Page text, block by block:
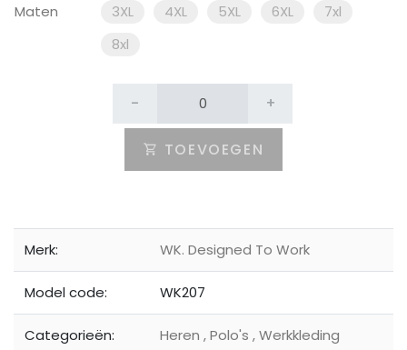
Maten
3XL
4XL 5XL 6XL
7xl
8xl
- +
TOEVOEGEN
Merk: WK. Designed To Work
Model code: WK207
Categorieën: Heren ,Polo's ,Werkkleding